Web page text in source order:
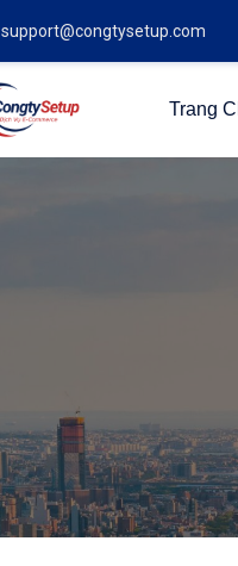
support@congtysetup.com
Trang